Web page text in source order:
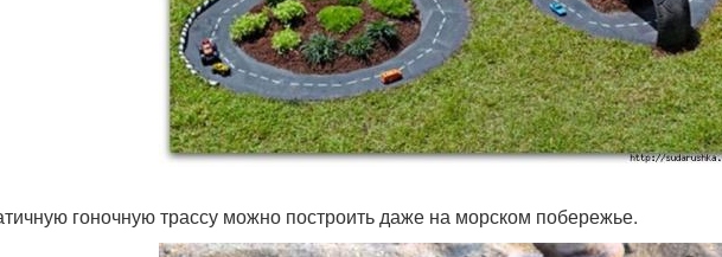
гоночную трассу можно построить даже на морском побережье.